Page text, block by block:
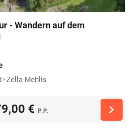
- Wandern auf dem
Zella-Mehlis
€ P.P.